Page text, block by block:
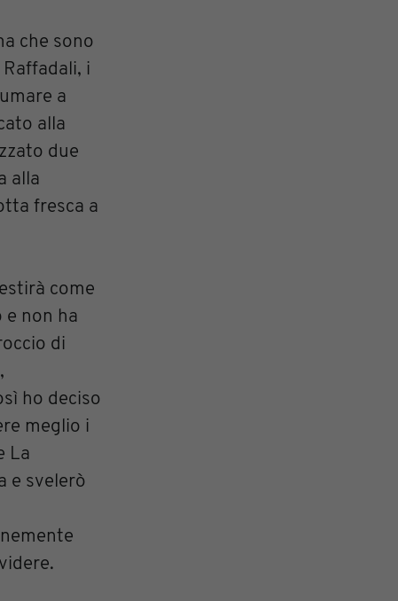
che sono
i
a
alla
due
alla
fresca a
come
e non ha
di
ho deciso
meglio i
La
e svelerò